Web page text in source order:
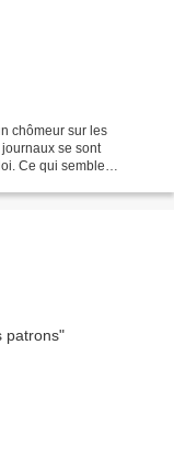
chômeur sur les
se sont
Ce qui semble